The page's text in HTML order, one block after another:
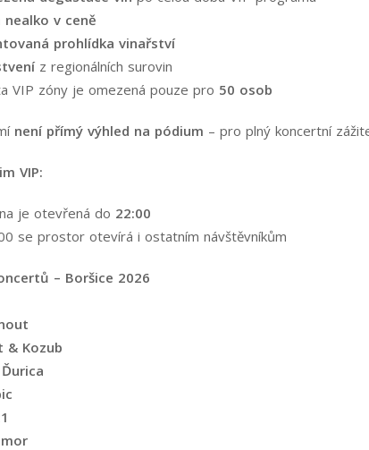
nealko v ceně
prohlídka vinařství
z regionálních surovin
zóny je omezená pouze pro 50 osob
není přímý výhled na pódium – pro plný koncertní
VIP:
je otevřená do 22:00
prostor otevírá i ostatním návštěvníkům
– Boršice 2026
& Kozub